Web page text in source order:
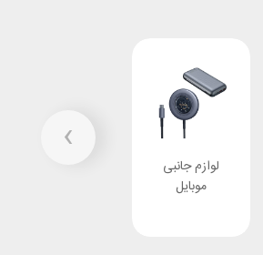
لوازم جانبی
موبایل
›